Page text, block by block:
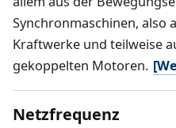
Synchronmaschinen, also
Kraftwerke und teilweise
gekoppelten Motoren.
Netzfrequenz